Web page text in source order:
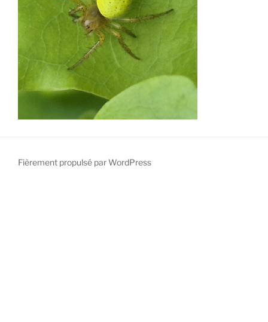
Fièrement propulsé par WordPress